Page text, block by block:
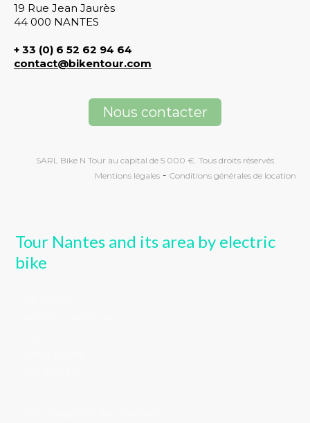
19 Rue Jean Jaurès
44 000 NANTES
+ 33 (0) 6 52 62 94 64
contact@bikentour.com
Nous contacter
SARL Bike N Tour au capital de 5 000 €. Tous droits réservés
Mentions légales - Conditions générales de location
Tour Nantes and its area by electric
bike